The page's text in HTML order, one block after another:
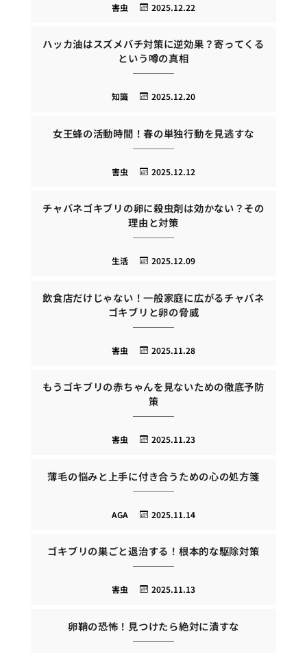
2025.12.22
害虫
ハッカ油はスズメバチ対策に逆効果？寄ってくる
という噂の真相
2025.12.20
知識
女王蜂の活動時間！春の単独行動を見逃すな
2025.12.12
害虫
チャバネゴキブリの卵に殺虫剤は効かない？その
理由と対策
2025.12.09
生活
飲食店だけじゃない！一般家庭に広がるチャバネ
ゴキブリと卵の脅威
2025.11.28
害虫
もうゴキブリの赤ちゃんを見ないための徹底予防
策
2025.11.23
害虫
薄毛の悩みと上手に付き合うための心の処方箋
2025.11.14
AGA
ゴキブリの巣ごと退治する！根本的な駆除対策
2025.11.13
害虫
卵鞘の恐怖！見つけたら絶対に潰すな